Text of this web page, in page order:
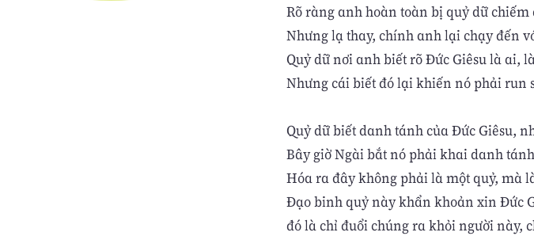
Rõ ràng anh hoàn toàn bị quỷ dữ chiếm
Nhưng lạ thay, chính anh lại chạy đến
Quỷ dữ nơi anh biết rõ Đức Giêsu là ai,
Nhưng cái biết đó lại khiến nó phải run
Quỷ dữ biết danh tánh của Đức Giêsu,
Bây giờ Ngài bắt nó phải khai danh
Hóa ra đây không phải là một quỷ, mà
Đạo binh quỷ này khẩn khoản xin Đức
đó là chỉ đuổi chúng ra khỏi người này,